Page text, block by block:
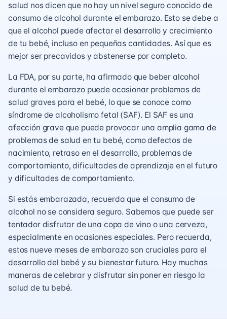
salud nos dicen que no hay un nivel seguro conocido de
consumo de alcohol durante el embarazo. Esto se debe a
que el alcohol puede afectar el desarrollo y crecimiento
de tu bebé, incluso en pequeñas cantidades. Así que es
mejor ser precavidos y abstenerse por completo.
La FDA, por su parte, ha afirmado que beber alcohol
durante el embarazo puede ocasionar problemas de
salud graves para el bebé, lo que se conoce como
síndrome de alcoholismo fetal (SAF). El SAF es una
afección grave que puede provocar una amplia gama de
problemas de salud en tu bebé, como defectos de
nacimiento, retraso en el desarrollo, problemas de
comportamiento, dificultades de aprendizaje en el futuro
y dificultades de comportamiento.
Si estás embarazada, recuerda que el consumo de
alcohol no se considera seguro. Sabemos que puede ser
tentador disfrutar de una copa de vino o una cerveza,
especialmente en ocasiones especiales. Pero recuerda,
estos nueve meses de embarazo son cruciales para el
desarrollo del bebé y su bienestar futuro. Hay muchas
maneras de celebrar y disfrutar sin poner en riesgo la
salud de tu bebé.